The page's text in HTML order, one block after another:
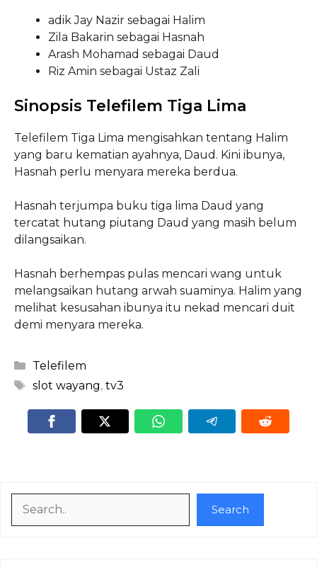
adik Jay Nazir sebagai Halim
Zila Bakarin sebagai Hasnah
Arash Mohamad sebagai Daud
Riz Amin sebagai Ustaz Zali
Sinopsis Telefilem Tiga Lima
Telefilem Tiga Lima mengisahkan tentang Halim
yang baru kematian ayahnya, Daud. Kini ibunya,
Hasnah perlu menyara mereka berdua.
Hasnah terjumpa buku tiga lima Daud yang
tercatat hutang piutang Daud yang masih belum
dilangsaikan.
Hasnah berhempas pulas mencari wang untuk
melangsaikan hutang arwah suaminya. Halim yang
melihat kesusahan ibunya itu nekad mencari duit
demi menyara mereka.
Categories
Telefilem
Tags
slot wayang, tv3
Search